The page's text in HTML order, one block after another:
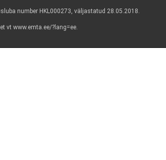
number HKL000273, väljastatud 28.05.2018.
vt www.emta.ee/?lang=ee.